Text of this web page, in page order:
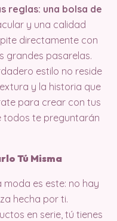
reglas: una bolsa de
y una calidad
directamente con
grandes pasarelas.
estilo no reside
y la historia que
para crear con tus
todos te preguntarán
Tú Misma
es este: no hay
hecha por ti.
en serie, tú tienes